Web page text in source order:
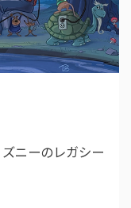
ニーのレガシー